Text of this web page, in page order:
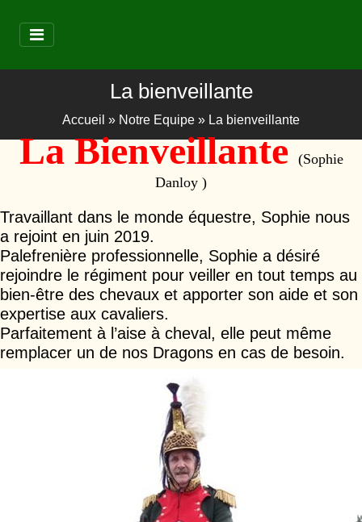
La bienveillante
Accueil » Notre Equipe » La bienveillante
La Bienveillante(Sophie
Danloy )
Travaillant dans le monde équestre, Sophie nous
a rejoint en juin 2019.
Palefrenière professionnelle, Sophie a désiré
rejoindre le régiment pour veiller en tout temps au
bien-être des chevaux et apporter son aide et son
expertise aux cavaliers.
Parfaitement à l’aise à cheval, elle peut même
remplacer un de nos Dragons en cas de besoin.